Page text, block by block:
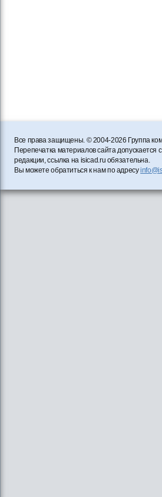
Все права защищены. © 2004-2026 Группа
Перепечатка материалов сайта допускается с
редакции, ссылка на isicad.ru обязательна.
Вы можете обратиться к нам по адресу